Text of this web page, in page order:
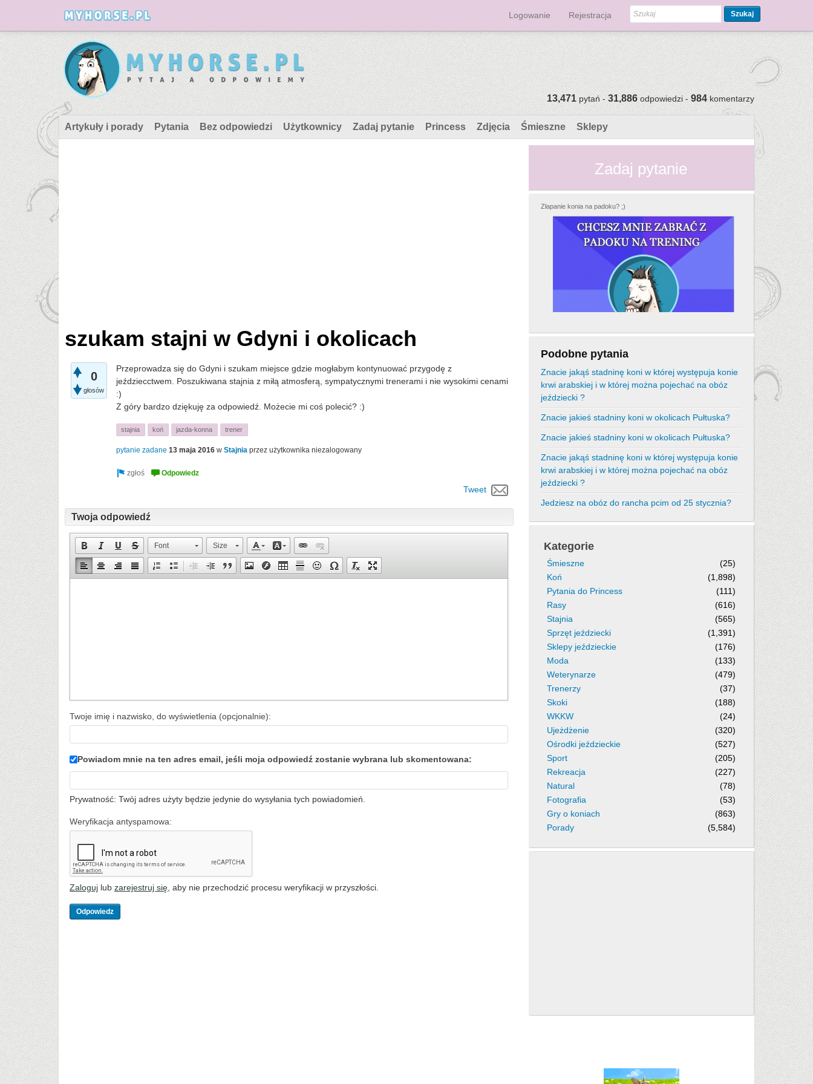
Logowanie Rejestracja Szukaj
13,471pytań -31,886odpowiedzi -984komentarzy
Artykuły i porady Pytania Bez odpowiedzi Użytkownicy Zadaj pytanie Princess Zdjęcia Śmieszne Sklepy
szukam stajni w Gdyni i okolicach
0
głosów
Przeprowadza się do Gdyni i szukam miejsce gdzie mogłabym kontynuować przygodę z
jeździecctwem. Poszukiwana stajnia z miłą atmosferą, sympatycznymi trenerami i nie wysokimi cenami
:)
Z góry bardzo dziękuję za odpowiedź. Możecie mi coś polecić? :)
stajnia koń jazda-konna trener
pytanie zadane 13 maja 2016 w Stajnia przez użytkownika niezalogowany
Tweet
Twoja odpowiedź
Font Size
Twoje imię i nazwisko, do wyświetlenia (opcjonalnie):
Powiadom mnie na ten adres email, jeśli moja odpowiedź zostanie wybrana lub skomentowana:
Prywatność: Twój adres użyty będzie jedynie do wysyłania tych powiadomień.
Weryfikacja antyspamowa:
Zaloguj lub zarejestruj się , aby nie przechodzić procesu weryfikacji w przyszłości.
Zadaj pytanie
Złapanie konia na padoku? ;)
Podobne pytania
Znacie jakąś stadninę koni w której występuja konie
krwi arabskiej i w której można pojechać na obóz
jeździecki ?
Znacie jakieś stadniny koni w okolicach Pułtuska?
Znacie jakieś stadniny koni w okolicach Pułtuska?
Znacie jakąś stadninę koni w której występuja konie
krwi arabskiej i w której można pojechać na obóz
jeździecki ?
Jedziesz na obóz do rancha pcim od 25 stycznia?
Kategorie
Śmieszne
(25)
Koń
(1,898)
Pytania do Princess
(111)
Rasy
(616)
Stajnia
(565)
Sprzęt jeździecki
(1,391)
Sklepy jeździeckie
(176)
Moda
(133)
Weterynarze
(479)
Trenerzy
(37)
Skoki
(188)
WKKW
(24)
Ujeżdżenie
(320)
Ośrodki jeździeckie
(527)
Sport
(205)
Rekreacja
(227)
Natural
(78)
Fotografia
(53)
Gry o koniach
(863)
Porady
(5,584)